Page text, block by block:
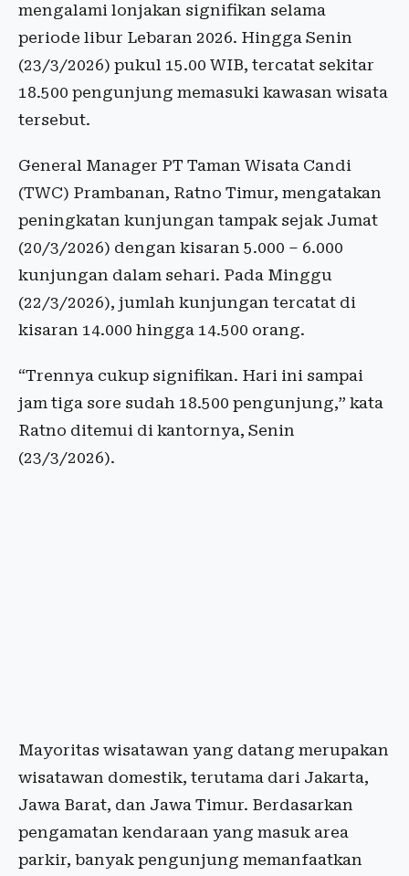
mengalami lonjakan signifikan selama
periode libur Lebaran 2026. Hingga Senin
(23/3/2026) pukul 15.00 WIB, tercatat sekitar
18.500 pengunjung memasuki kawasan wisata
tersebut.
General Manager PT Taman Wisata Candi
(TWC) Prambanan, Ratno Timur, mengatakan
peningkatan kunjungan tampak sejak Jumat
(20/3/2026) dengan kisaran 5.000 – 6.000
kunjungan dalam sehari. Pada Minggu
(22/3/2026), jumlah kunjungan tercatat di
kisaran 14.000 hingga 14.500 orang.
“Trennya cukup signifikan. Hari ini sampai
jam tiga sore sudah 18.500 pengunjung,” kata
Ratno ditemui di kantornya, Senin
(23/3/2026).
Mayoritas wisatawan yang datang merupakan
wisatawan domestik, terutama dari Jakarta,
Jawa Barat, dan Jawa Timur. Berdasarkan
pengamatan kendaraan yang masuk area
parkir, banyak pengunjung memanfaatkan